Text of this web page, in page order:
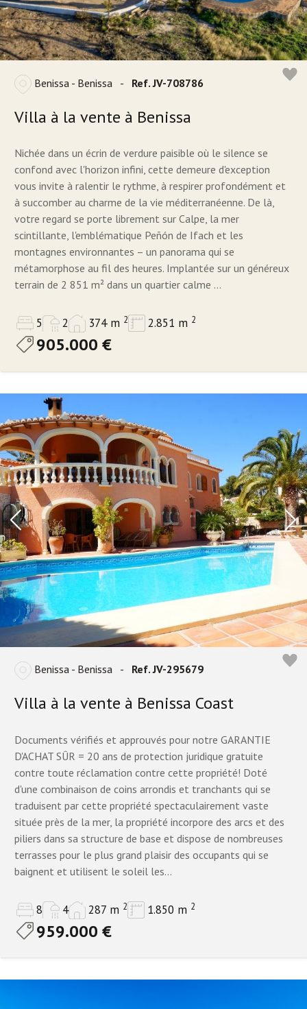
Benissa - Benissa - Ref. JV-708786
Villa à la vente à Benissa
Nichée dans un écrin de verdure paisible où le silence se
confond avec l'horizon infini, cette demeure d'exception
vous invite à ralentir le rythme, à respirer profondément et
à succomber au charme de la vie méditerranéenne. De là,
votre regard se porte librement sur Calpe, la mer
scintillante, l'emblématique Peñón de Ifach et les
montagnes environnantes – un panorama qui se
métamorphose au fil des heures. Implantée sur un généreux
terrain de 2 851 m² dans un quartier calme ...
5 2 374 m 2 2.851 m 2
905.000 €
Benissa - Benissa - Ref. JV-295679
Villa à la vente à Benissa Coast
Documents vérifiés et approuvés pour notre GARANTIE
D'ACHAT SÛR = 20 ans de protection juridique gratuite
contre toute réclamation contre cette propriété! Doté
d'une combinaison de coins arrondis et tranchants qui se
traduisent par cette propriété spectaculairement vaste
située près de la mer, la propriété incorpore des arcs et des
piliers dans sa structure de base et dispose de nombreuses
terrasses pour le plus grand plaisir des occupants qui se
baignent et utilisent le soleil les...
8 4 287 m 2 1.850 m 2
959.000 €